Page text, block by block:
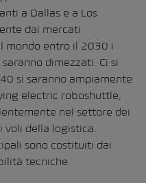
a Dallas e a Los
dai mercati
mondo entro il 2030 i
dimezzati. Ci si
si saranno ampiamente
electric roboshuttle,
nel settore dei
voli della logistica.
sono costituiti dai
tecniche.